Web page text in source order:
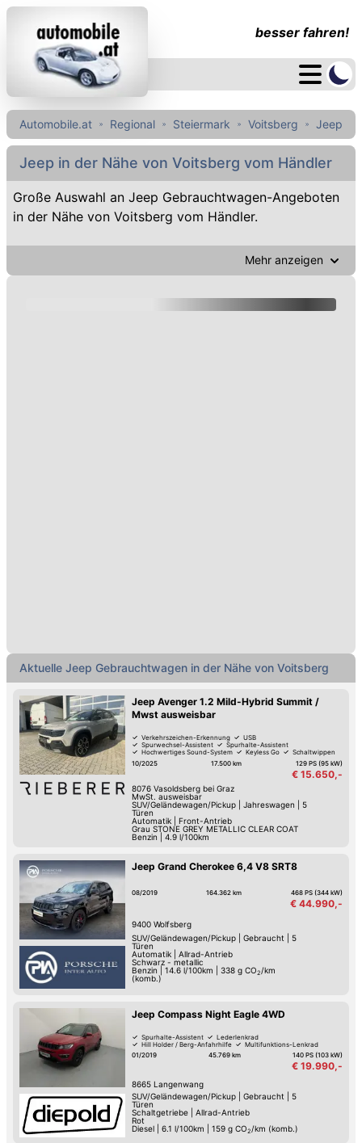
besser fahren!
Automobile.at Regional Steiermark Voitsberg Jeep
Jeep in der Nähe von Voitsberg vom Händler
Große Auswahl an Jeep Gebrauchtwagen-Angeboten
in der Nähe von Voitsberg vom Händler.
Mehr anzeigen
Aktuelle Jeep Gebrauchtwagen in der Nähe von Voitsberg
Jeep Avenger 1.2 Mild-Hybrid Summit /
Mwst ausweisbar
Verkehrszeichen-Erkennung
USB
Spurwechsel-Assistent
Spurhalte-Assistent
Hochwertiges Sound-System
Keyless Go
Schaltwippen
Reifendruck-Kontrolle
10/2025 17.500 km 129 PS (95 kW)
€ 15.650,-
8076 Vasoldsberg bei Graz
MwSt. ausweisbar
SUV/Geländewagen/Pickup| Jahreswagen
5
Türen
Automatik| Front-Antrieb
Grau STONE GREY METALLIC CLEAR COAT
Benzin
4.9 l/100km
Jeep Grand Cherokee 6,4 V8 SRT8
08/2019 164.362 km 468 PS (344 kW)
€ 44.990,-
9400 Wolfsberg
SUV/Geländewagen/Pickup| Gebraucht
5
Türen
Automatik| Allrad-Antrieb
Schwarz - metallic
Benzin
14.6 l/100km 338 g CO2 /km
(komb.)
Jeep Compass Night Eagle 4WD
Spurhalte-Assistent
Lederlenkrad
Hill Holder / Berg-Anfahrhilfe
Multifunktions-Lenkrad
01/2019
45.769 km 140 PS (103 kW)
€ 19.990,-
8665 Langenwang
SUV/Geländewagen/Pickup| Gebraucht|
5
Türen
Schaltgetriebe| Allrad-Antrieb
Rot
Diesel
6.1 l/100km 159 g CO2/km (komb.)